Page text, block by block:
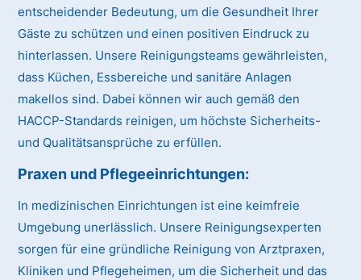
entscheidender Bedeutung, um die Gesundheit Ihrer
Gäste zu schützen und einen positiven Eindruck zu
hinterlassen. Unsere Reinigungsteams gewährleisten,
dass Küchen, Essbereiche und sanitäre Anlagen
makellos sind. Dabei können wir auch gemäß den
HACCP-Standards reinigen, um höchste Sicherheits-
und Qualitätsansprüche zu erfüllen.
Praxen und Pflegeeinrichtungen:
In medizinischen Einrichtungen ist eine keimfreie
Umgebung unerlässlich. Unsere Reinigungsexperten
sorgen für eine gründliche Reinigung von Arztpraxen,
Kliniken und Pflegeheimen, um die Sicherheit und das